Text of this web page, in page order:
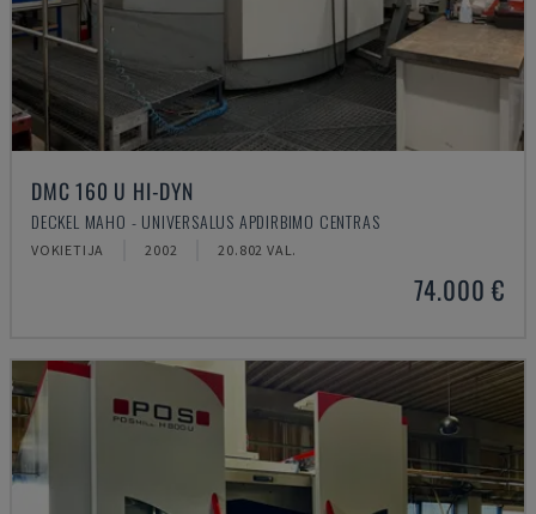
DMC 160 U HI-DYN
DECKEL MAHO - UNIVERSALUS APDIRBIMO CENTRAS
VOKIETIJA 2002 20.802 VAL.
74.000 €